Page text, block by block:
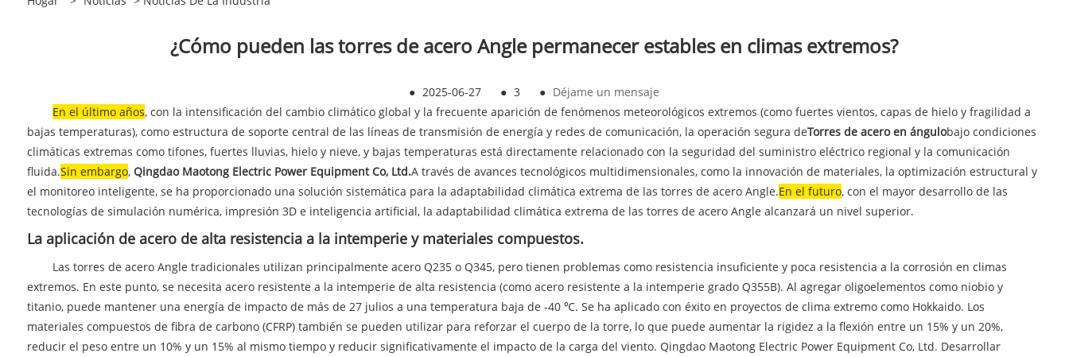
¿Cómo pueden las torres de acero Angle permanecer estables en climas extremos?
● 2025-06-27 ● 3 ● Déjame un mensaje
En el último años, con la intensificación del cambio climático global y la frecuente aparición de fenómenos meteorológicos extremos (como fuertes vientos, capas de hielo y fragilidad a
bajas temperaturas), como estructura de soporte central de las líneas de transmisión de energía y redes de comunicación, la operación segura deTorres de acero en ángulobajo condiciones
climáticas extremas como tifones, fuertes lluvias, hielo y nieve, y bajas temperaturas está directamente relacionado con la seguridad del suministro eléctrico regional y la comunicación
fluida.Sin embargo, Qingdao Maotong Electric Power Equipment Co, Ltd.A través de avances tecnológicos multidimensionales, como la innovación de materiales, la optimización estructural y
el monitoreo inteligente, se ha proporcionado una solución sistemática para la adaptabilidad climática extrema de las torres de acero Angle.En el futuro, con el mayor desarrollo de las
tecnologías de simulación numérica, impresión 3D e inteligencia artificial, la adaptabilidad climática extrema de las torres de acero Angle alcanzará un nivel superior.
La aplicación de acero de alta resistencia a la intemperie y materiales compuestos.
Las torres de acero Angle tradicionales utilizan principalmente acero Q235 o Q345, pero tienen problemas como resistencia insuficiente y poca resistencia a la corrosión en climas
extremos. En este punto, se necesita acero resistente a la intemperie de alta resistencia (como acero resistente a la intemperie grado Q355B). Al agregar oligoelementos como niobio y
titanio, puede mantener una energía de impacto de más de 27 julios a una temperatura baja de -40 ℃. Se ha aplicado con éxito en proyectos de clima extremo como Hokkaido. Los
materiales compuestos de fibra de carbono (CFRP) también se pueden utilizar para reforzar el cuerpo de la torre, lo que puede aumentar la rigidez a la flexión entre un 15% y un 20%,
reducir el peso entre un 10% y un 15% al ​​mismo tiempo y reducir significativamente el impacto de la carga del viento. Qingdao Maotong Electric Power Equipment Co, Ltd. Desarrollar